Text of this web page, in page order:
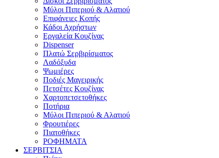
Μύλοι Πιπεριού & Αλατιού
Επιφάνειες Κοπής
Κάδοι Αχρήστων
Εργαλεία Κουζίνας
Dispenser
Πλατώ Σερβιρίσματος
Λαδόξυδα
Ψωμιέρες
Ποδιές Μαγειρικής
Πετσέτες Κουζίνας
Χαρτοπετσετοθήκες
Ποτήρια
Μύλοι Πιπεριού & Αλατιού
Φρουτιέρες
Πιατοθήκες
ΡΟΦΗΜΑΤΑ
ΣΕΡΒΙΤΣΙΑ